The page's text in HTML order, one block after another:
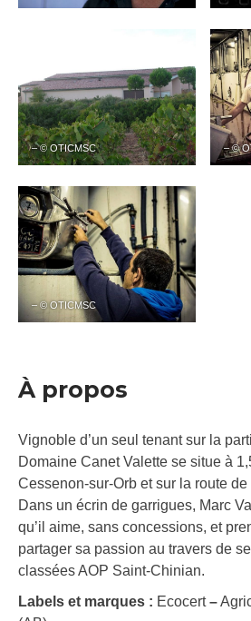
– © OTICMSC – ©
– © OTICMSC
À propos
Vignoble d’un seul tenant sur la
Domaine Canet Valette se situe à
Cessenon-sur-Orb et sur la route
Dans un écrin de garrigues, Marc
qu’il aime, sans concessions, et
partager sa passion au travers de
classées AOP Saint-Chinian.
Labels et marques : Ecocert–